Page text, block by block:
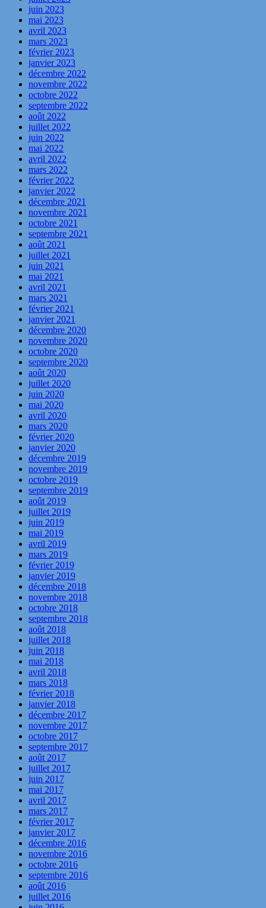
juin 2023
mai 2023
avril 2023
mars 2023
février 2023
janvier 2023
décembre 2022
novembre 2022
octobre 2022
septembre 2022
août 2022
juillet 2022
juin 2022
mai 2022
avril 2022
mars 2022
février 2022
janvier 2022
décembre 2021
novembre 2021
octobre 2021
septembre 2021
août 2021
juillet 2021
juin 2021
mai 2021
avril 2021
mars 2021
février 2021
janvier 2021
décembre 2020
novembre 2020
octobre 2020
septembre 2020
août 2020
juillet 2020
juin 2020
mai 2020
avril 2020
mars 2020
février 2020
janvier 2020
décembre 2019
novembre 2019
octobre 2019
septembre 2019
août 2019
juillet 2019
juin 2019
mai 2019
avril 2019
mars 2019
février 2019
janvier 2019
décembre 2018
novembre 2018
octobre 2018
septembre 2018
août 2018
juillet 2018
juin 2018
mai 2018
avril 2018
mars 2018
février 2018
janvier 2018
décembre 2017
novembre 2017
octobre 2017
septembre 2017
août 2017
juillet 2017
juin 2017
mai 2017
avril 2017
mars 2017
février 2017
janvier 2017
décembre 2016
novembre 2016
octobre 2016
septembre 2016
août 2016
juillet 2016